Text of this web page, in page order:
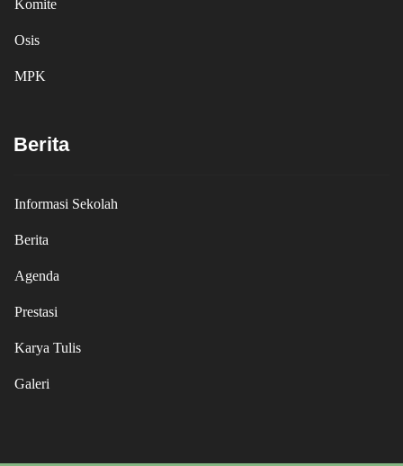
Komite
Osis
MPK
Berita
Informasi Sekolah
Berita
Agenda
Prestasi
Karya Tulis
Galeri